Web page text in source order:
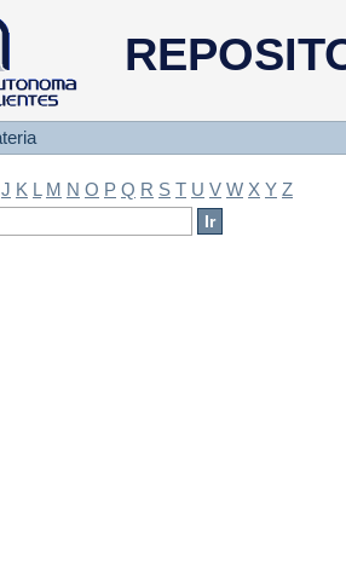
Materia
J K L M N O P Q R S T U V W X Y Z